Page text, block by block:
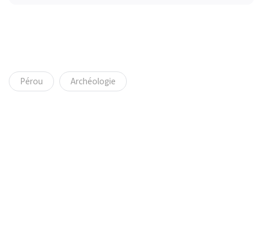
Pérou Archéologie